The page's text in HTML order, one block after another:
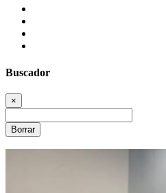
Buscador
×
Borrar